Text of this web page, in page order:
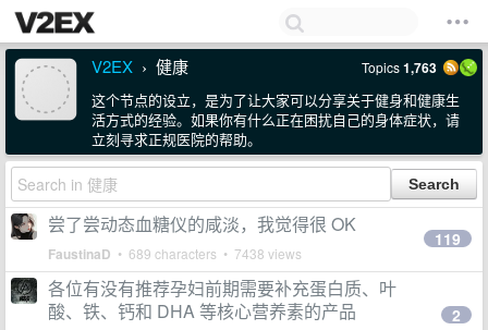
V2EX › 健康 Topics1,763
这个节点的设立，是为了让大家可以分享关于健身和健康生
活方式的经验。如果你有什么正在困扰自己的身体症状，请
立刻寻求正规医院的帮助。
尝了尝动态血糖仪的咸淡，我觉得很 OK
FaustinaD • 689 characters • 7438 views
119
各位有没有推荐孕妇前期需要补充蛋白质、叶
酸、铁、钙和 DHA 等核心营养素的产品
2